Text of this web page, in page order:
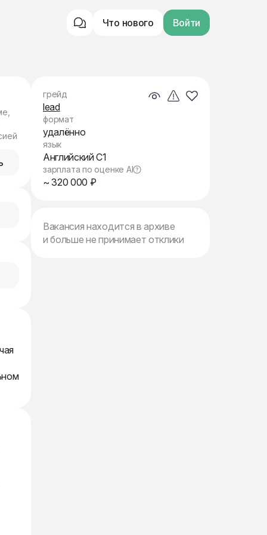
Что нового Войти
грейд
lead
формат
удалённо
язык
Английский C1
зарплата по оценке AI
~ 320 000 ₽
Вакансия находится в архиве
и больше не принимает отклики